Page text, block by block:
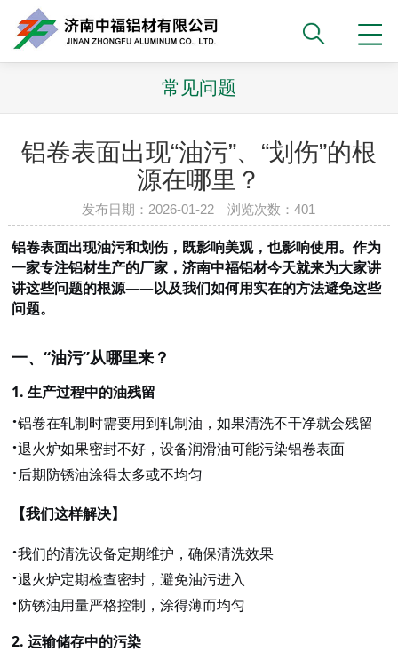
常见问题
铝卷表面出现“油污”、“划伤”的根
源在哪里？
发布日期：2026-01-22 浏览次数：401
铝卷表面出现油污和划伤，既影响美观，也影响使用。作为
一家专注铝材生产的厂家，济南中福铝材今天就来为大家讲
讲这些问题的根源——以及我们如何用实在的方法避免这些
问题。
一、“油污”从哪里来？
1.生产过程中的油残留
·铝卷在轧制时需要用到轧制油，如果清洗不干净就会残留
·退火炉如果密封不好，设备润滑油可能污染铝卷表面
·后期防锈油涂得太多或不均匀
【我们这样解决】
·我们的清洗设备定期维护，确保清洗效果
·退火炉定期检查密封，避免油污进入
·防锈油用量严格控制，涂得薄而均匀
2.运输储存中的污染